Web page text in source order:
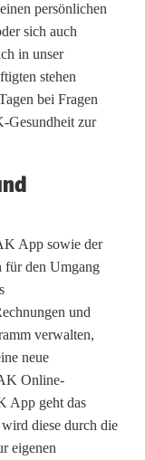
persönlichen
sich auch
in unser
stehen
bei Fragen
Gesundheit zur
App sowie der
den Umgang
und
verwalten,
neue
Online-
App geht das
diese durch die
eigenen